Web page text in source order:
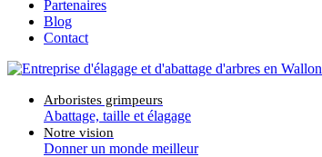
Partenaires
Blog
Contact
Arboristes grimpeurs
Abattage, taille et élagage
Notre vision
Donner un monde meilleur